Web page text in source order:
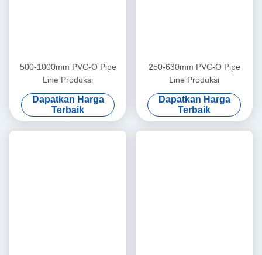
500-1000mm PVC-O Pipe
Line Produksi
Dapatkan Harga
Terbaik
250-630mm PVC-O Pipe
Line Produksi
Dapatkan Harga
Terbaik